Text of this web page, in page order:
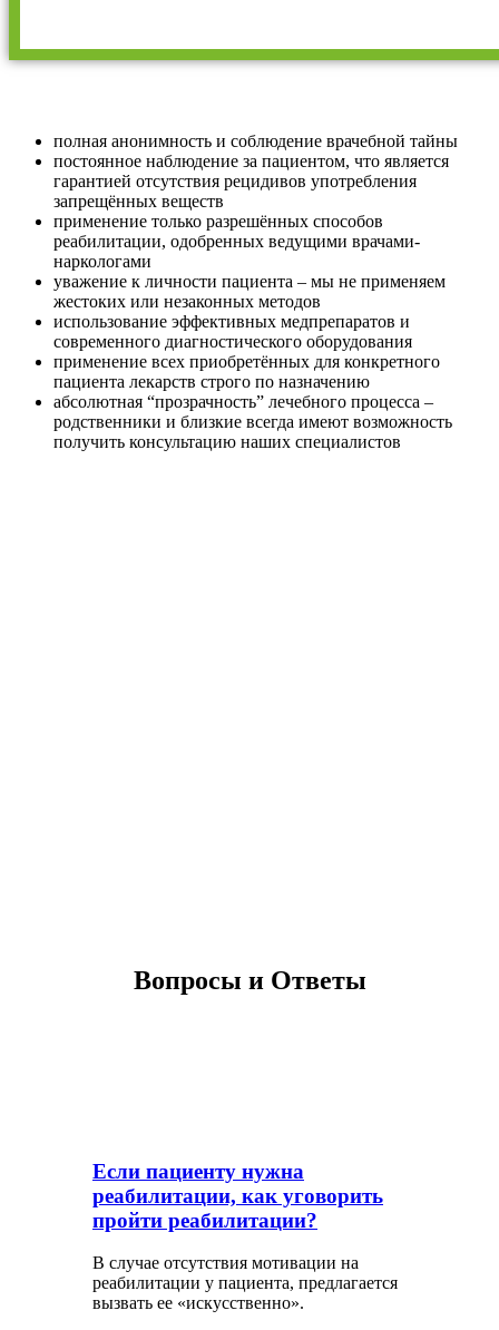
полная анонимность и соблюдение врачебной тайны
постоянное наблюдение за пациентом, что является
гарантией отсутствия рецидивов употребления
запрещённых веществ
применение только разрешённых способов
реабилитации, одобренных ведущими врачами-
наркологами
уважение к личности пациента – мы не применяем
жестоких или незаконных методов
использование эффективных медпрепаратов и
современного диагностического оборудования
применение всех приобретённых для конкретного
пациента лекарств строго по назначению
абсолютная “прозрачность” лечебного процесса –
родственники и близкие всегда имеют возможность
получить консультацию наших специалистов
Вопросы и Ответы
Если пациенту нужна
реабилитации, как уговорить
пройти реабилитации?
В случае отсутствия мотивации на
реабилитации у пациента, предлагается
вызвать ее «искусственно».